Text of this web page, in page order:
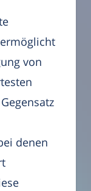
von
denen